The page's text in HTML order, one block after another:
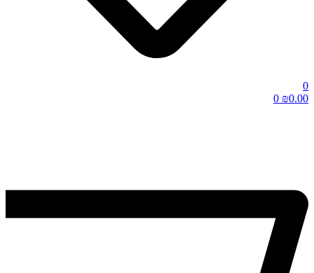
0
₪0.00
0